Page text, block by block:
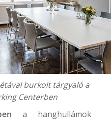
burkolt tárgyaló a
Centerben
a hanghullámok